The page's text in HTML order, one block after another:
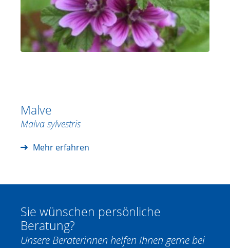
Malve
Malva sylvestris
Mehr erfahren
Sie wünschen persönliche
Beratung?
Unsere Beraterinnen helfen Ihnen gerne bei